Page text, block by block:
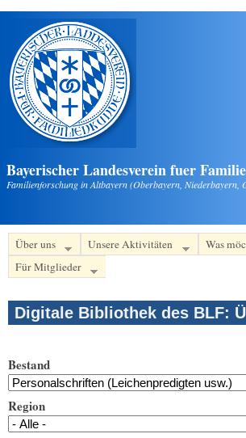
Direkt zum Inhalt
Bayerischer Landesverein fuer
Familienforschung in Altbayern (Oberbayern, Niederbayern,
Über uns Unsere Aktivitäten
Was
Für Mitglieder
Digitale Bibliothek des BLF:
Bestand
Region